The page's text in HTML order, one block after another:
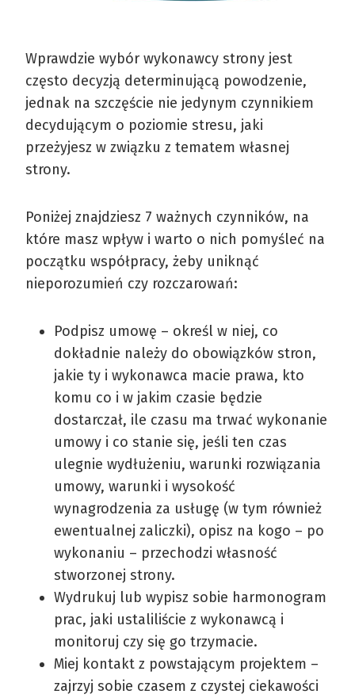
Wprawdzie wybór wykonawcy strony jest
często decyzją determinującą powodzenie,
jednak na szczęście nie jedynym czynnikiem
decydującym o poziomie stresu, jaki
przeżyjesz w związku z tematem własnej
strony.
Poniżej znajdziesz 7 ważnych czynników, na
które masz wpływ i warto o nich pomyśleć na
początku współpracy, żeby uniknąć
nieporozumień czy rozczarowań:
Podpisz umowę – określ w niej, co
dokładnie należy do obowiązków stron,
jakie ty i wykonawca macie prawa, kto
komu co i w jakim czasie będzie
dostarczał, ile czasu ma trwać wykonanie
umowy i co stanie się, jeśli ten czas
ulegnie wydłużeniu, warunki rozwiązania
umowy, warunki i wysokość
wynagrodzenia za usługę (w tym również
ewentualnej zaliczki), opisz na kogo – po
wykonaniu – przechodzi własność
stworzonej strony.
Wydrukuj lub wypisz sobie harmonogram
prac, jaki ustaliliście z wykonawcą i
monitoruj czy się go trzymacie.
Miej kontakt z powstającym projektem –
zajrzyj sobie czasem z czystej ciekawości